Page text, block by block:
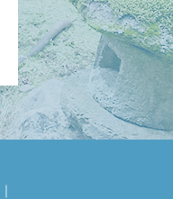
｜